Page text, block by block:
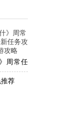
周常任
务攻略
荐